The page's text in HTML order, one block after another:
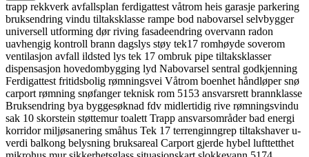
trapp rekkverk avfallsplan ferdigattest våtrom heis garasje parkering
bruksendring vindu tiltaksklasse rampe bod nabovarsel selvbygger
universell utforming dørriving fasadeendring overvann radon
uavhengig kontroll brann dagslys støy tek17 romhøyde soverom
ventilasjon avfall ildsted lys tek 17 ombruk pipe tiltaksklasser
dispensasjon hovedombygging lyd Nabovarsel sentral godkjenning
Ferdigattest fritidsbolig rømningsvei Våtrom boenhet håndløpersnø
carport rømning snøfangerteknisk rom 5153 ansvarsrett brannklasse
Bruksendring bya byggesøknad fdv midlertidig rive rømningsvindu
sak 10 skorstein støttemurtoalett Trapp ansvarsområderbad energi
korridormiljøsanering småhus Tek 17 terrenginngrep tiltakshaveru-
verdi balkong belysning bruksareal Carport gjerde hybel lufttetthet